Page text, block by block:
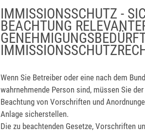
IMMISSIONSSCHUTZ -
BEACHTUNG
Wenn Sie Betreiber oder eine nach dem
wahrnehmende Person sind, müssen Sie
Beachtung von Vorschriften und
Anlage sicherstellen.
Die zu beachtenden Gesetze, Vorschriften